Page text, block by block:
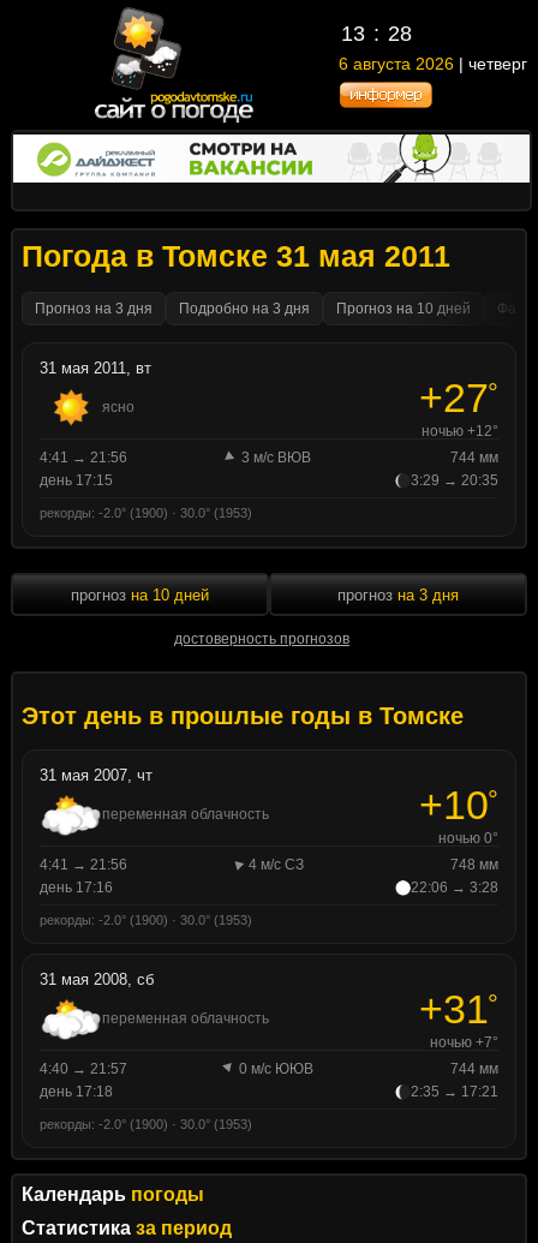
13 : 28
6 августа 2026 | четверг
Погода в Томске 31 мая 2011
Прогноз на 3 дня Подробно на 3 дня Прогноз на 10 дней
31 мая 2011, вт
ясно +27°
ночью +12°
4:41 → 21:56
3 м/с ВЮВ
744 мм
день 17:15
3:29 → 20:35
рекорды: -2.0° (1900) · 30.0° (1953)
прогноз на 10 дней
достоверность прогнозов
прогноз на 3 дня
Этот день в прошлые годы в Томске
31 мая 2007, чт
переменная облачность +10°
ночью 0°
4:41 → 21:56
4 м/с СЗ
748 мм
день 17:16
22:06 → 3:28
рекорды: -2.0° (1900) · 30.0° (1953)
31 мая 2008, сб
переменная облачность +31°
ночью +7°
4:40 → 21:57
0 м/с ЮЮВ
744 мм
день 17:18
2:35 → 17:21
рекорды: -2.0° (1900) · 30.0° (1953)
Календарь погоды
Статистика за период